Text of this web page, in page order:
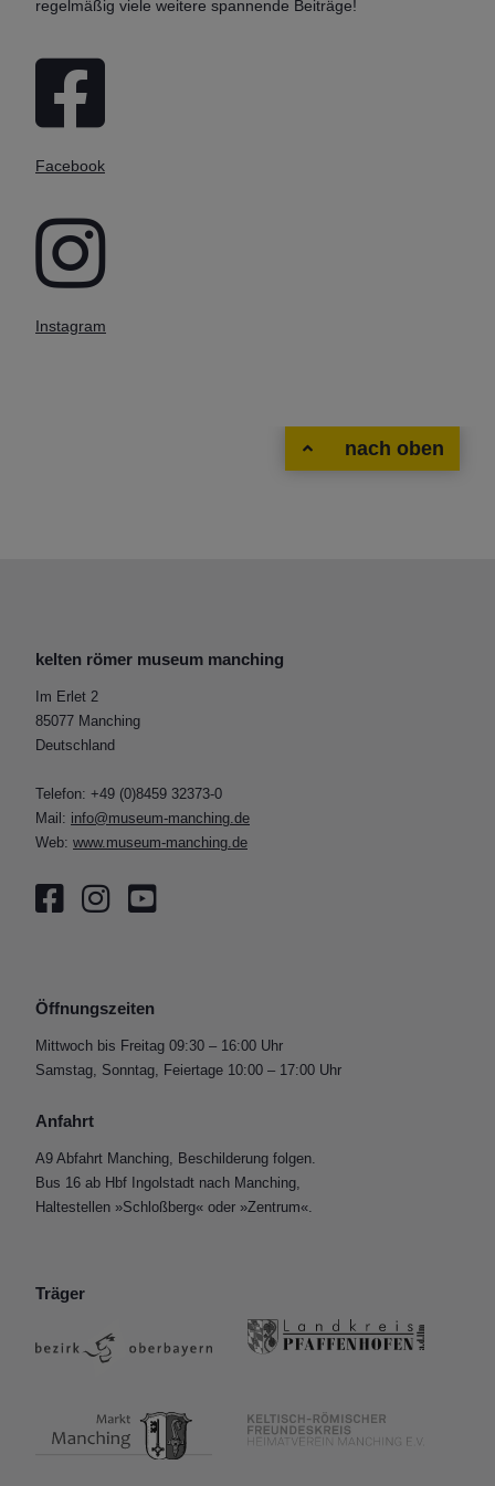
regelmäßig viele weitere spannende Beiträge!
Facebook
Instagram
nach oben
kelten römer museum manching
Im Erlet 2
85077 Manching
Deutschland
Telefon: +49 (0)8459 32373-0
Mail: info@museum-manching.de
Web: www.museum-manching.de
Öffnungszeiten
Mittwoch bis Freitag 09:30 – 16:00 Uhr
Samstag, Sonntag, Feiertage 10:00 – 17:00 Uhr
Anfahrt
A9 Abfahrt Manching, Beschilderung folgen.
Bus 16 ab Hbf Ingolstadt nach Manching,
Haltestellen »Schloßberg« oder »Zentrum«.
Träger